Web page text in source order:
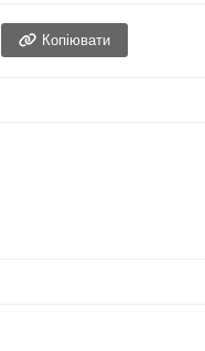
Копіювати